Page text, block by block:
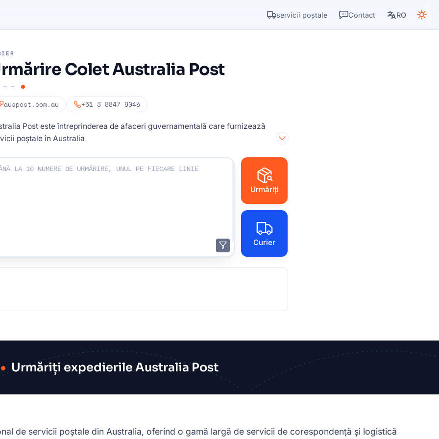
servicii poștale Contact RO
Colet Australia Post
auspost.com.au +61 3 8847 9045
Post este întreprinderea de afaceri guvernamentală care furnizează
poștale în Australia
dvs. de urmărire:
Urmăriți
Curier
Urmăriți expedierile Australia Post
de servicii poștale din Australia, oferind o gamă largă de servicii de corespondență și logistică